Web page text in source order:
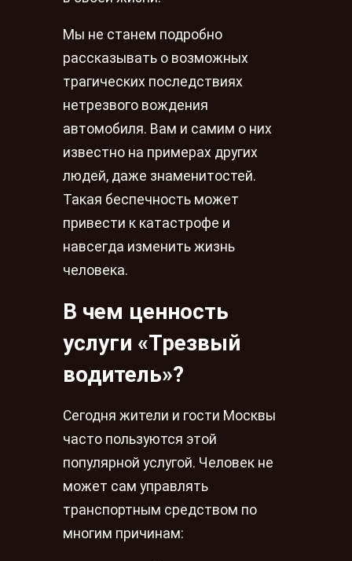
Мы не станем подробно
рассказывать о возможных
трагических последствиях
нетрезвого вождения
автомобиля. Вам и самим о них
известно на примерах других
людей, даже знаменитостей.
Такая беспечность может
привести к катастрофе и
навсегда изменить жизнь
человека.
В чем ценность
услуги «Трезвый
водитель»?
Сегодня жители и гости Москвы
часто пользуются этой
популярной услугой. Человек не
может сам управлять
транспортным средством по
многим причинам: